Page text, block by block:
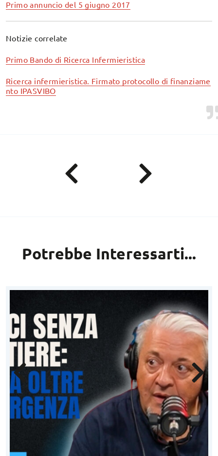
Primo annuncio del 5 giugno 2017
Notizie correlate
Primo Bando di Ricerca Infermieristica
Ricerca infermieristica. Firmato protocollo di finanziame
nto IPASVIBO
Potrebbe Interessarti...